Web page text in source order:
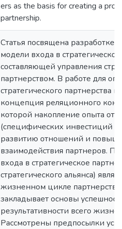
ers as the basis for creating a
partnership.
Статья посвящена разработке
модели входа в
составляющей управления
партнерством. В работе для
стратегического партнерства
концепция реляционного
которой накопление опыта
(специфических инвестиций
развитию отношений и
взаимодействия партнеров.
входа в стратегическое
стратегического альянса)
жизненном цикле
закладывает основы
результативности всего
Рассмотрены предпосылки